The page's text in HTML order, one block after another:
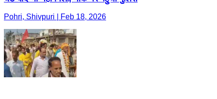
Pohri, Shivpuri | Feb 18, 2026